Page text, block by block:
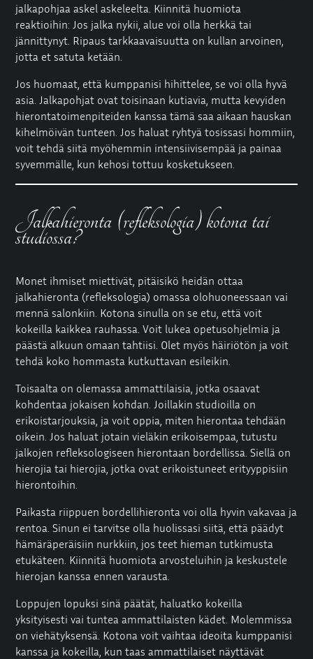
jalkapohjaa askel askeleelta. Kiinnitä huomiota
reaktioihin: Jos jalka nykii, alue voi olla herkkä tai
jännittynyt. Ripaus tarkkaavaisuutta on kullan arvoinen,
jotta et satuta ketään.
Jos huomaat, että kumppanisi hihittelee, se voi olla hyvä
asia. Jalkapohjat ovat toisinaan kutiavia, mutta kevyiden
hierontatoimenpiteiden kanssa tämä saa aikaan hauskan
kihelmöivän tunteen. Jos haluat ryhtyä tosissasi hommiin,
voit tehdä siitä myöhemmin intensiivisempää ja painaa
syvemmälle, kun kehosi tottuu kosketukseen.
Jalkahieronta (refleksologia) kotona tai
studiossa?
Monet ihmiset miettivät, pitäisikö heidän ottaa
jalkahieronta (refleksologia) omassa olohuoneessaan vai
mennä salonkiin. Kotona sinulla on se etu, että voit
kokeilla kaikkea rauhassa. Voit lukea opetusohjelmia ja
päästä alkuun omaan tahtiisi. Olet myös häiriötön ja voit
tehdä koko hommasta kutkuttavan esileikin.
Toisaalta on olemassa ammattilaisia, jotka osaavat
kohdentaa jokaisen kohdan. Joillakin studioilla on
erikoistarjouksia, ja voit oppia, miten hierontaa tehdään
oikein. Jos haluat jotain vieläkin erikoisempaa, tutustu
jalkojen refleksologiseen hierontaan bordellissa. Siellä on
hierojia tai hierojia, jotka ovat erikoistuneet erityyppisiin
hierontoihin.
Paikasta riippuen bordellihieronta voi olla hyvin vakavaa ja
rentoa. Sinun ei tarvitse olla huolissasi siitä, että päädyt
hämäräperäisiin nurkkiin, jos teet hieman tutkimusta
etukäteen. Kiinnitä huomiota arvosteluihin ja keskustele
hierojan kanssa ennen varausta.
Loppujen lopuksi sinä päätät, haluatko kokeilla
yksityisesti vai tuntea ammattilaisten kädet. Molemmissa
on viehätyksensä. Kotona voit vaihtaa ideoita kumppanisi
kanssa ja kokeilla, kun taas ammattilaiset näyttävät